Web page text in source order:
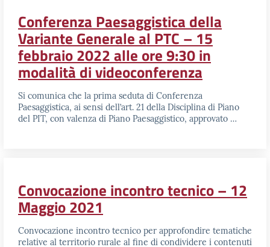
Conferenza Paesaggistica della
Variante Generale al PTC – 15
febbraio 2022 alle ore 9:30 in
modalità di videoconferenza
Si comunica che la prima seduta di Conferenza
Paesaggistica, ai sensi dell’art. 21 della Disciplina di Piano
del PIT, con valenza di Piano Paesaggistico, approvato …
Convocazione incontro tecnico – 12
Maggio 2021
Convocazione incontro tecnico per approfondire tematiche
relative al territorio rurale al fine di condividere i contenuti